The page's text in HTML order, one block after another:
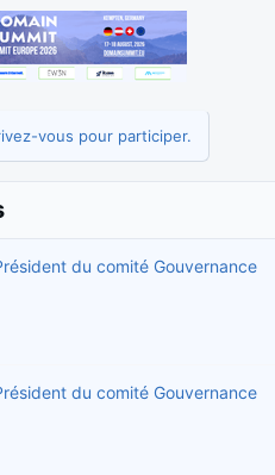
vous pour participer.
du comité Gouvernance
du comité Gouvernance